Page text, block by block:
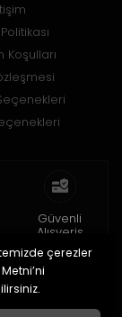
Koşulları
Güvenli
Alışveriş
256bit SSL ile
çerezler